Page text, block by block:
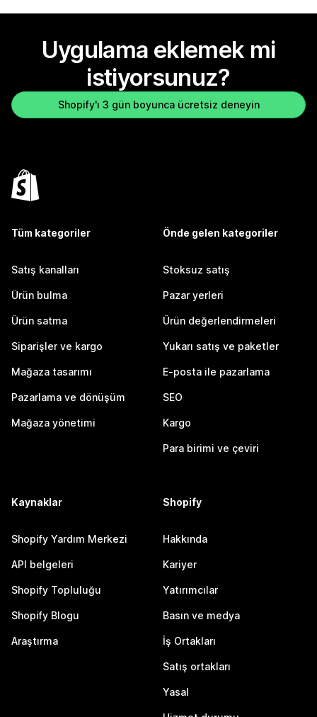
Uygulama eklemek mi
istiyorsunuz?
Shopify'ı 3 gün boyunca ücretsiz deneyin
Tüm kategoriler
Satış kanalları
Ürün bulma
Ürün satma
Siparişler ve kargo
Mağaza tasarımı
Pazarlama ve dönüşüm
Mağaza yönetimi
Önde gelen kategoriler
Stoksuz satış
Pazar yerleri
Ürün değerlendirmeleri
Yukarı satış ve paketler
E-posta ile pazarlama
SEO
Kargo
Para birimi ve çeviri
Kaynaklar
Shopify Yardım Merkezi
API belgeleri
Shopify Topluluğu
Shopify Blogu
Araştırma
Shopify
Hakkında
Kariyer
Yatırımcılar
Basın ve medya
İş Ortakları
Satış ortakları
Yasal